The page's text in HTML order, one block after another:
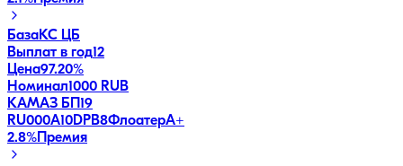
БазаКС ЦБ
Выплат в год12
Цена97.20%
Номинал1000 RUB
КАМАЗ БП19
RU000A10DPB8ФлоатерA+
2.8%Премия